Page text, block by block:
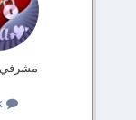
مشرفي
4.8k